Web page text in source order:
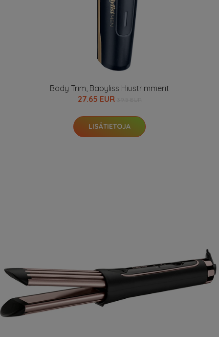
Body Trim, Babyliss Hiustrimmerit
27.65 EUR
LISÄTIETOJA